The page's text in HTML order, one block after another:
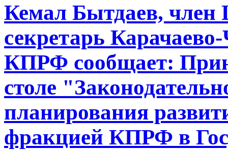
Кемал Бытдаев,
секретарь
КПРФ сообщает:
столе
планирования
фракцией КПРФ в